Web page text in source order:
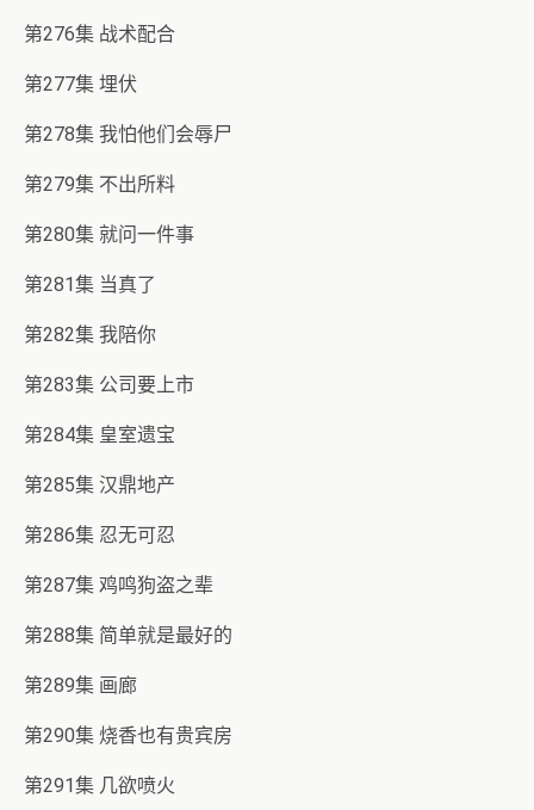
第276集 战术配合
第277集 埋伏
第278集 我怕他们会辱尸
第279集 不出所料
第280集 就问一件事
第281集 当真了
第282集 我陪你
第283集 公司要上市
第284集 皇室遗宝
第285集 汉鼎地产
第286集 忍无可忍
第287集 鸡鸣狗盗之辈
第288集 简单就是最好的
第289集 画廊
第290集 烧香也有贵宾房
第291集 几欲喷火